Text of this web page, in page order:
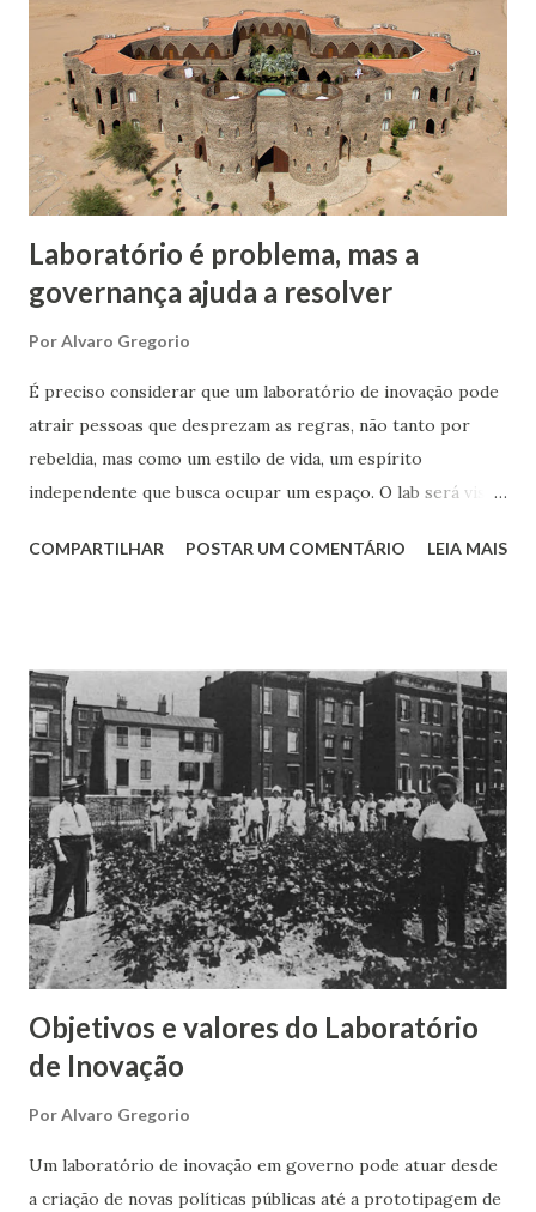
concessão, será usada pela sociedade, mesmo a custo de
pedágios. O mesmo serve para plataformas digitais. O
governo americano durante a gestão Reagan, em 1983,
tornou disponível ao mundo o Sistema de Posicionamento
Global - GPS. A partir do uso mundial dessa plataforma
podemos calcular quantos outros produtos e serviços
foram gerado...
Laboratório é problema, mas a
governança ajuda a resolver
PorAlvaro Gregorio
É preciso considerar que um laboratório de inovação pode
atrair pessoas que desprezam as regras, não tanto por
rebeldia, mas como um estilo de vida, um espírito
independente que busca ocupar um espaço. O lab será visto
das corporações. Em parte isso é justificado pela aura de
claramente, a palavra disruptura que carrega um certo
rompimento com padrões. Isso cria alguns problemas
iniciais para a organização que começa o funcionamento do
laboratório, tais como: se outras organizações participarão
do laboratório, alguns ajustes serão necessários; a
segurança física/predial pode ser fragilizada com a
presença de “gente de fora”; a segurança digital terá que se
adequar ao ambiente de acesso irrestrito e wifi; os
horários de funcionamento podem sofrer mudan...
COMPARTILHAR POSTAR UM COMENTÁRIO LEIA MAIS
Objetivos e valores do Laboratório
de Inovação
PorAlvaro Gregorio
Um laboratório de inovação em governo pode atuar desde
a criação de novas políticas públicas até a prototipagem de